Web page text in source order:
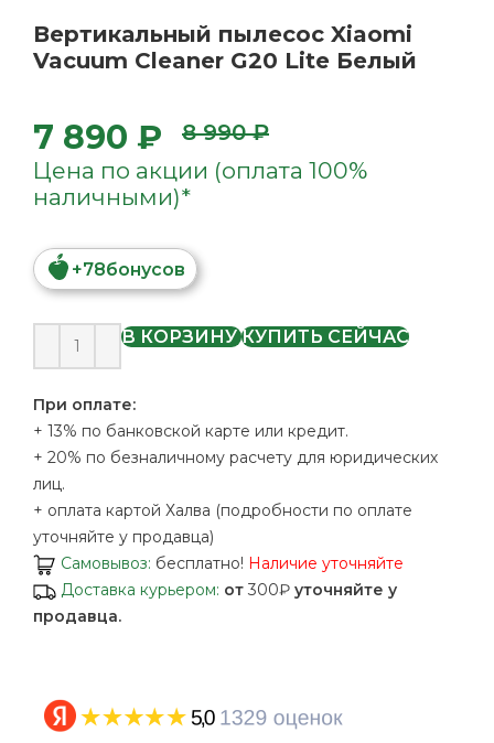
Вертикальный пылесос Xiaomi
Vacuum Cleaner G20 Lite Белый
7 890 ₽ 8 990 ₽
Цена по акции (оплата 100%
наличными)*
+78бонусов
В КОРЗИНУ КУПИТЬ СЕЙЧАС
При оплате:
+ 13% по банковской карте или кредит.
+ 20% по безналичному расчету для юридических
лиц.
+ оплата картой Халва (подробности по оплате
уточняйте у продавца)
Самовывоз: бесплатно! Наличие уточняйте
Доставка курьером: от 300₽ уточняйте у
продавца.